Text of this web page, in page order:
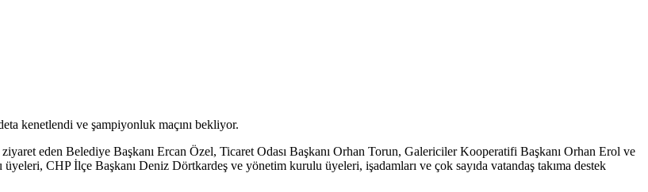
kenetlendi ve şampiyonluk maçını bekliyor.
eden Belediye Başkanı Ercan Özel, Ticaret Odası Başkanı Orhan Torun, Galericiler Kooperatifi Başkanı Orhan Erol ve
CHP İlçe Başkanı Deniz Dörtkardeş ve yönetim kurulu üyeleri, işadamları ve çok sayıda vatandaş takıma destek